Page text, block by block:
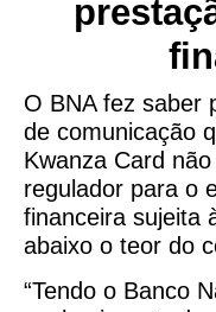
O BNA fez saber
de comunicação
Kwanza Card
regulador para o
financeira sujeita
abaixo o teor do
“Tendo o Banco